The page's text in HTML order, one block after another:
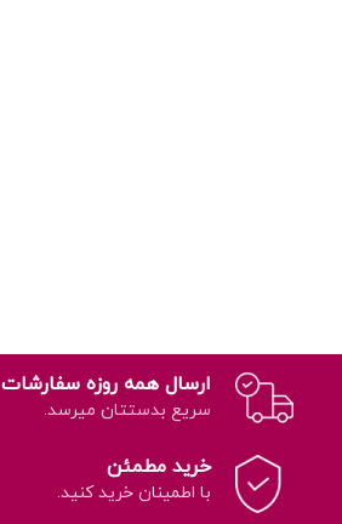
ارسال همه روزه سفارشات
سریع بدستتان میرسد.
خرید مطمئن
با اطمینان خرید کنید.